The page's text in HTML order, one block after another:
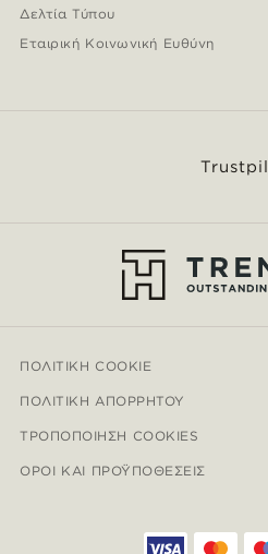
Δελτία Τύπου
Εταιρική Κοινωνική Ευθύνη
ΠΟΛΙΤΙΚΉ COOKIE
ΠΟΛΙΤΙΚΉ ΑΠΟΡΡΉΤΟΥ
ΤΡΟΠΟΠΟΊΗΣΗ COOKIES
ΌΡΟΙ ΚΑΙ ΠΡΟΫΠΟΘΈΣΕΙΣ